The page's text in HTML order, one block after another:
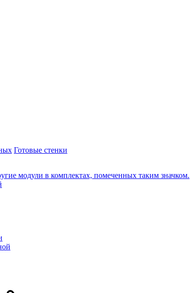
Готовые стенки
модули в комплектах, помеченных таким значком.